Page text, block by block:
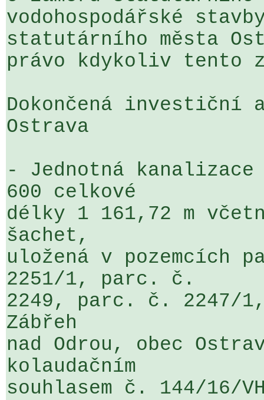
vodohospodářské
statutárního města
právo kdykoliv tento
Dokončená investiční
Ostrava
- Jednotná kanalizace
600 celkové
délky 1 161,72 m
šachet,
uložená v
2251/1, parc. č.
2249, parc. č. 2247/
Zábřeh
nad Odrou, obec
kolaudačním
souhlasem č. 144/16/